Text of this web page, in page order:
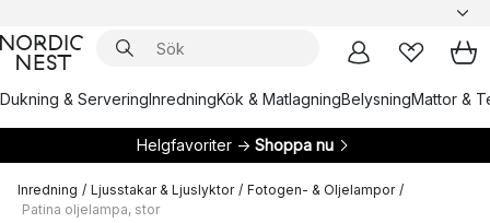
Dukning & ServeringInredningKök & MatlagningBelysningMattor &
Helgfavoriter → Shoppa nu
Inredning / Ljusstakar & Ljuslyktor / Fotogen- & Oljelampor /
Patina oljelampa, stor